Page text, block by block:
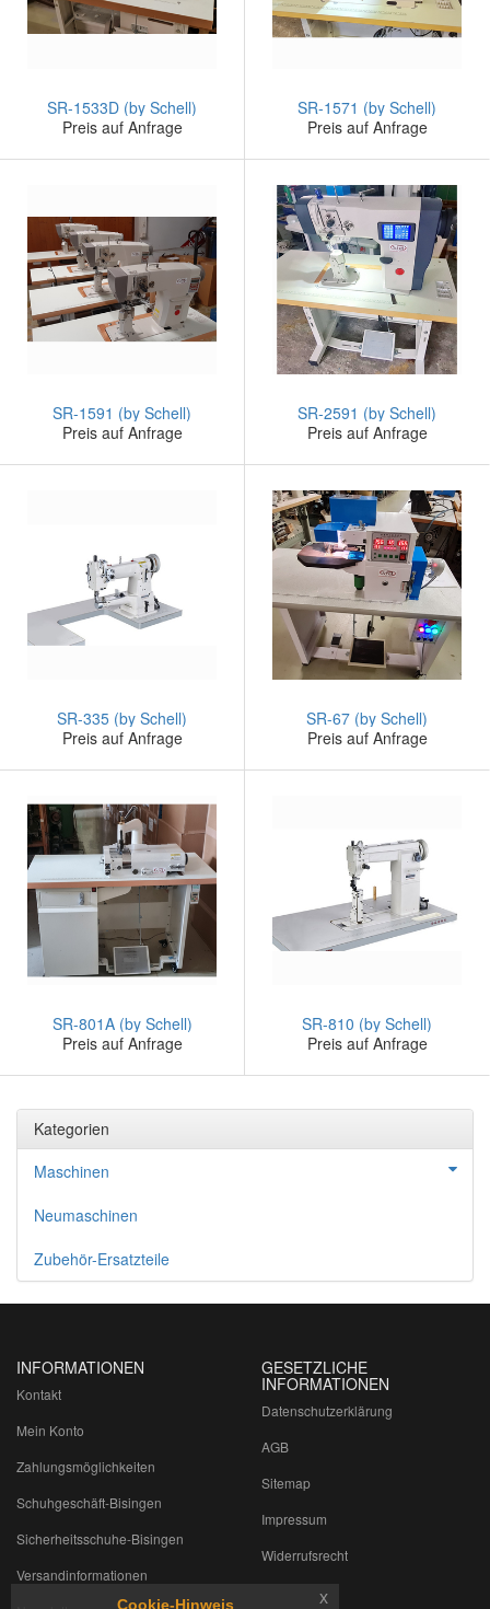
Cookie-Hinweis x
SR-1533D (by Schell)
Preis auf Anfrage
SR-1571 (by Schell)
Preis auf Anfrage
SR-1591 (by Schell)
Preis auf Anfrage
SR-2591 (by Schell)
Preis auf Anfrage
SR-335 (by Schell)
Preis auf Anfrage
SR-67 (by Schell)
Preis auf Anfrage
SR-801A (by Schell)
Preis auf Anfrage
SR-810 (by Schell)
Preis auf Anfrage
Kategorien
Maschinen
Neumaschinen
Zubehör-Ersatzteile
INFORMATIONEN
Kontakt
Mein Konto
Zahlungsmöglichkeiten
Schuhgeschäft-Bisingen
Sicherheitsschuhe-Bisingen
Versandinformationen
GESETZLICHE
INFORMATIONEN
Datenschutzerklärung
AGB
Sitemap
Impressum
Widerrufsrecht